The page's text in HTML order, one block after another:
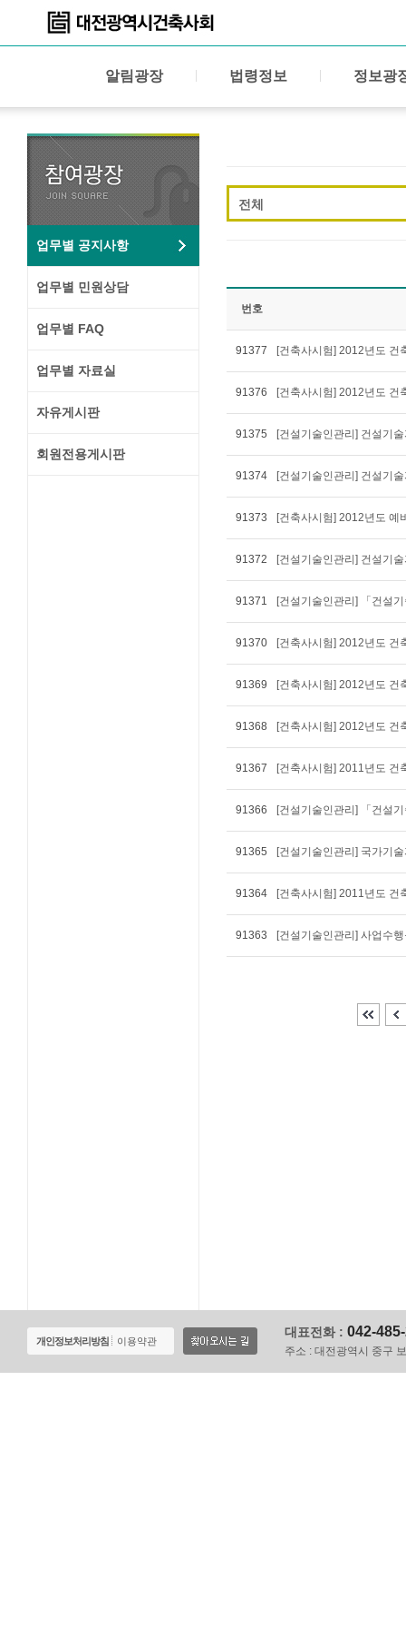
알림광장 법령정보 정보광
업무별 공지사항
업무별 민원상담
업무별 FAQ
업무별 자료실
자유게시판
회원전용게시판
전체
번호
91377 [건축사시험] 2012년도 건
91376 [건축사시험] 2012년도 건
91375
91374 [건설기술인관리] 건설기
91373 [건축사시험] 2012년도 예
91372 [건설기술인관리] 건설기
91371
91370 [건축사시험] 2012년도 건
91369 [건축사시험] 2012년도 건
91368 [건축사시험] 2012년도 건
91367 [건축사시험] 2011년도 건
91366
91365 [건설기술인관리] 국가기
91364 [건축사시험] 2011년도 건
91363
개인정보처리방침 이용약관
대표전화 : 042-
주소 : 대전광역시 중구